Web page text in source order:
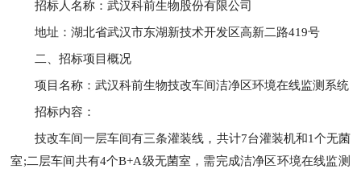
招标人名称：武汉科前生物股份有限公司
地址：湖北省武汉市东湖新技术开发区高新二路419号
二、招标项目概况
项目名称：武汉科前生物技改车间洁净区环境在线监测系统
招标内容：
技改车间一层车间有三条灌装线，共计7台灌装机和1个无菌
室;二层车间共有4个B+A级无菌室，需完成洁净区环境在线监测